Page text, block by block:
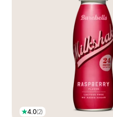
4.0(2)